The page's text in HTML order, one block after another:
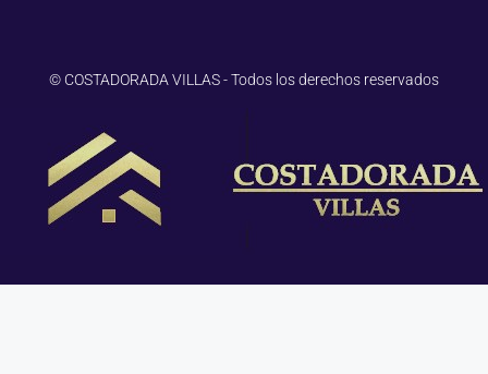
© COSTADORADA VILLAS - Todos los derechos reservados